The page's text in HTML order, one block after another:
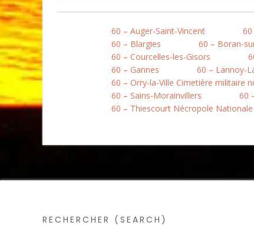
60 – Auger-Saint-Vincent
60 – Blargies
60 – Boran-
60 – Courcelles-les-Gisors
60 – Gannes
60 – Lannoy-
60 – Orry-la-Ville Cimetière militaire
60 – Sains-Morainvillers
60
60 – Thiescourt Nécropole Nationale
RECHERCHER (SEARCH)